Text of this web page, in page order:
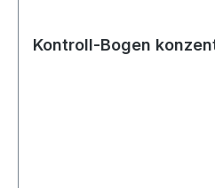
Kontroll-Bogen